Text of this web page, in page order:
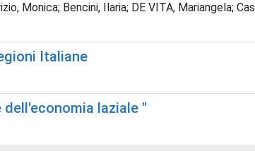
Monica; Bencini, Ilaria; DE VITA, Mariangela;
Italiane
laziale "